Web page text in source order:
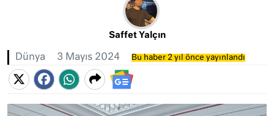
Saffet Yalçın
Dünya 3 Mayıs 2024 Bu haber 2 yıl önce yayınlandı